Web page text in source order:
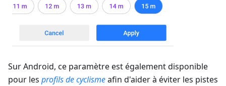
Sur Android, ce paramètre est également disponible
pour les profils de cyclismeafin d'aider à éviter les pistes